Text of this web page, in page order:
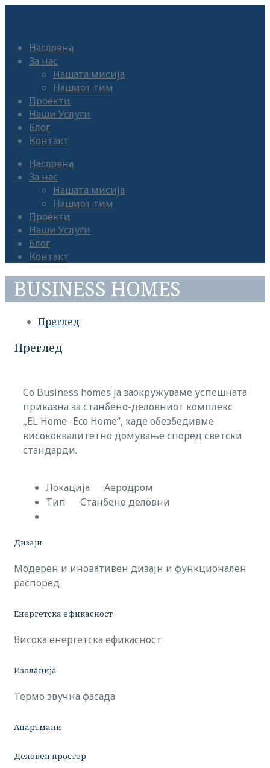
Насловна
За нас
Нашата мисија
Нашиот тим
Проекти
Наши Услуги
Блог
Контакт
Насловна
За нас
Нашата мисија
Нашиот тим
Проекти
Наши Услуги
Блог
Контакт
BUSINESS HOMES
Преглед
Преглед
Со Business homes ја заокружуваме успешната
приказна за станбено-деловниот комплекс
„EL Home -Eco Home“, каде обезбедивме
висококвалитетно домување според светски
стандарди.
Локација
Аеродром
Тип
Станбено деловни
Дизајн
Модерен и иновативен дизајн и функционален
распоред
Енергетска ефикасност
Висока енергетска ефикасност
Изолација
Термо звучна фасада
Апартмани
Деловен простор